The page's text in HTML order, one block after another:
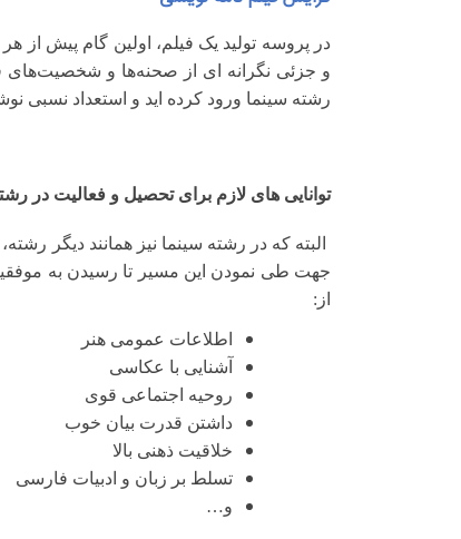
در پروسه تولید یک فیلم، اولین گام پیش از
و جزئی نگرانه ای از صحنه‌ها و شخصیت‌های
رشته سینما ورود کرده اید و استعداد نسبی
توانایی های لازم برای تحصیل و فعالیت در
البته که در رشته سینما نیز همانند دیگر
جهت طی نمودن این مسیر تا رسیدن به
از:
اطلاعات عمومی هنر
آشنایی با عکاسی
روحیه اجتماعی قوی
داشتن قدرت بیان خوب
خلاقیت ذهنی بالا
تسلط بر زبان و ادبیات فارسی
و…